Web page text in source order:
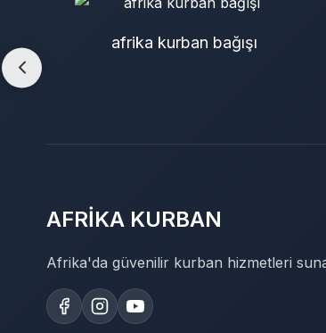
afrika kurban bağışı
AFRİKA KURBAN
Afrika'da güvenilir kurban hizmetleri